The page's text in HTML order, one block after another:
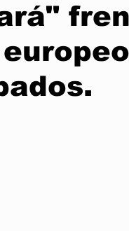
Nexus
Cambio